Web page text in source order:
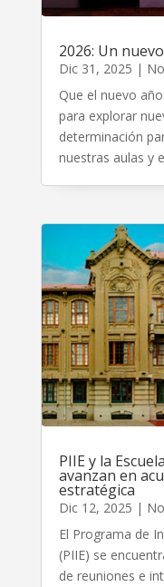
2026: Un
Dic 31, 2025 |
Que el nuevo
para explorar
determinación
nuestras aulas y
PIIE y la
avanzan en
estratégica
Dic 12, 2025 |
El Programa de
(PIIE) se
de reuniones e